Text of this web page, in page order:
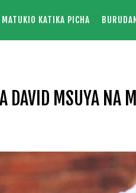
MATUKIO KATIKA PICHA
DAVID MSUYA NA